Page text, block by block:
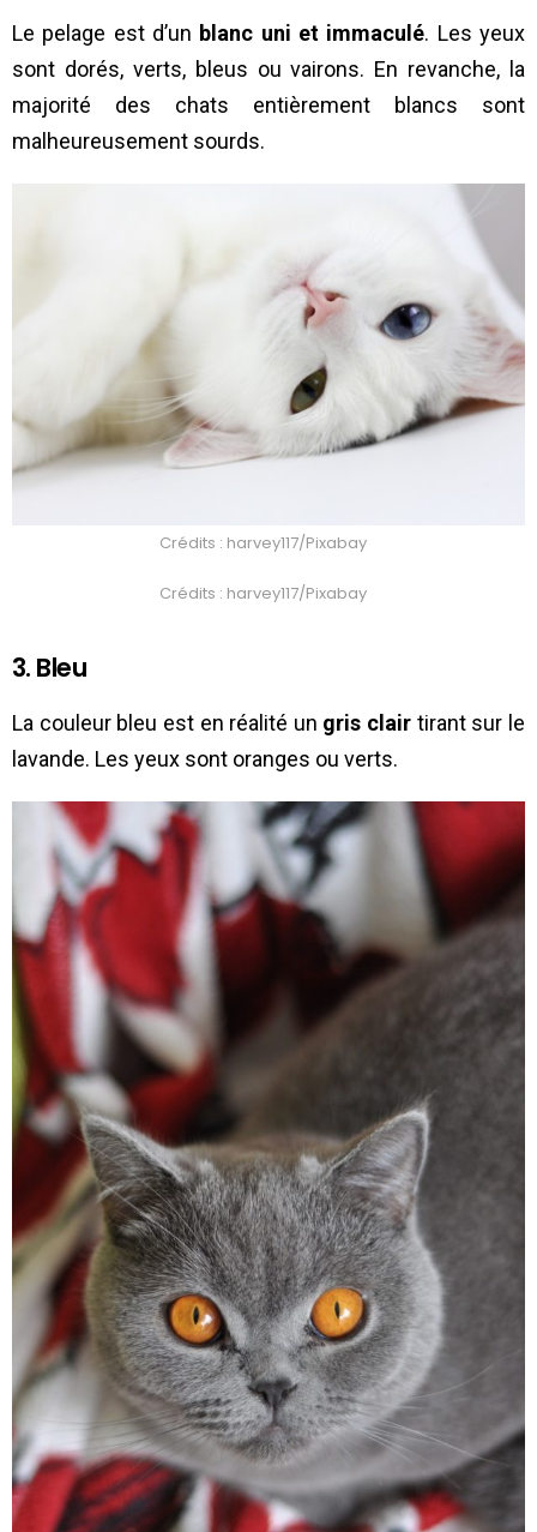
Le pelage est d’un blanc uni et immaculé. Les yeux
sont dorés, verts, bleus ou vairons. En revanche, la
majorité des chats entièrement blancs sont
malheureusement sourds.
Crédits : harvey117/Pixabay
Crédits : harvey117/Pixabay
3. Bleu
La couleur bleu est en réalité un gris clair tirant sur le
lavande. Les yeux sont oranges ou verts.